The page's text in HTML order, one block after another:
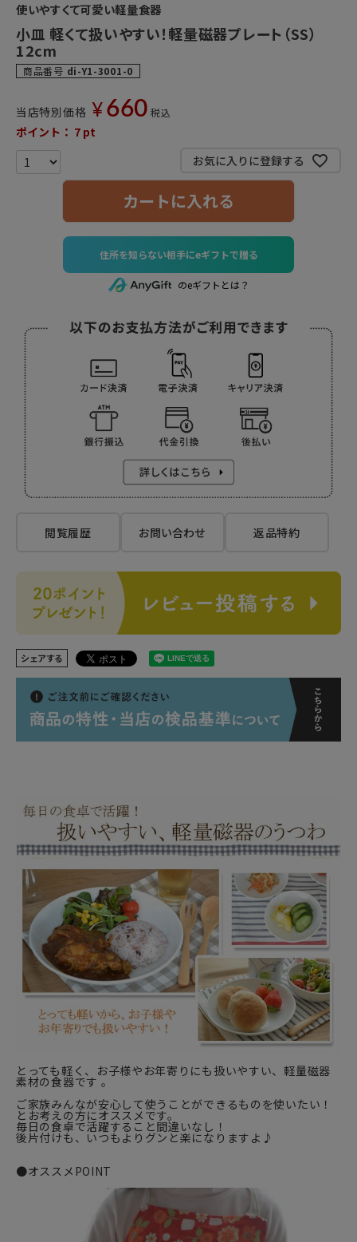
使いやすくて可愛い軽量食器
小皿 軽くて扱いやすい！軽量磁器プレート（SS）
12cm
商品番号 di-Y1-3001-0
当店特別価格 ¥ 660 税込
ポイント： 7 pt
お気に入りに登録する
カートに入れる
住所を知らない相手にeギフトで贈る
のeギフトとは？
閲覧履歴 お問い合わせ 返品特約
シェアする
とっても軽く、お子様やお年寄りにも扱いやすい、軽量磁器
素材の食器です 。
ご家族みんなが安心して使うことができるものを使いたい！
とお考えの方にオススメです。
毎日の食卓で活躍すること間違いなし！
後片付けも、いつもよりグンと楽になりますよ♪
●オススメPOINT